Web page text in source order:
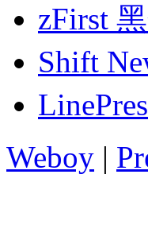
zFirst
Shift
Weboy |